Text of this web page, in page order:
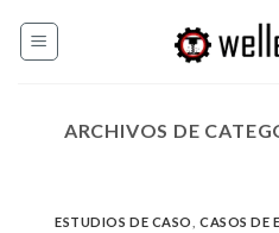
ARCHIVOS DE
ESTUDIOS DE CASO ,CASOS DE